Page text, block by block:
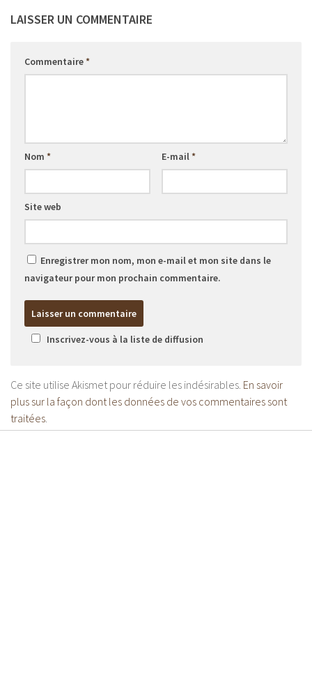
LAISSER UN COMMENTAIRE
Commentaire*
Nom * E-mail*
Site web
Enregistrer mon nom, mon e-mail et mon site dans le
navigateur pour mon prochain commentaire.
Inscrivez-vous à la liste de diffusion
Ce site utilise Akismet pour réduire les indésirables. En savoir
plus sur la façon dont les données de vos commentaires sont
traitées.